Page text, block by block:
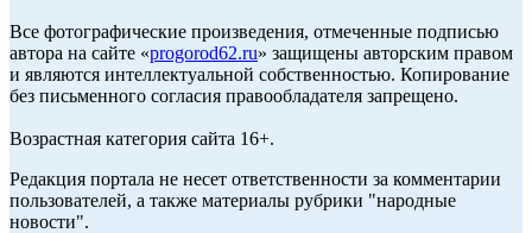
Все фотографические произведения, отмеченные подписью
автора на сайте «progorod62.ru» защищены авторским правом
и являются интеллектуальной собственностью. Копирование
без письменного согласия правообладателя запрещено.
Возрастная категория сайта 16+.
Редакция портала не несет ответственности за комментарии
пользователей, а также материалы рубрики "народные
новости".